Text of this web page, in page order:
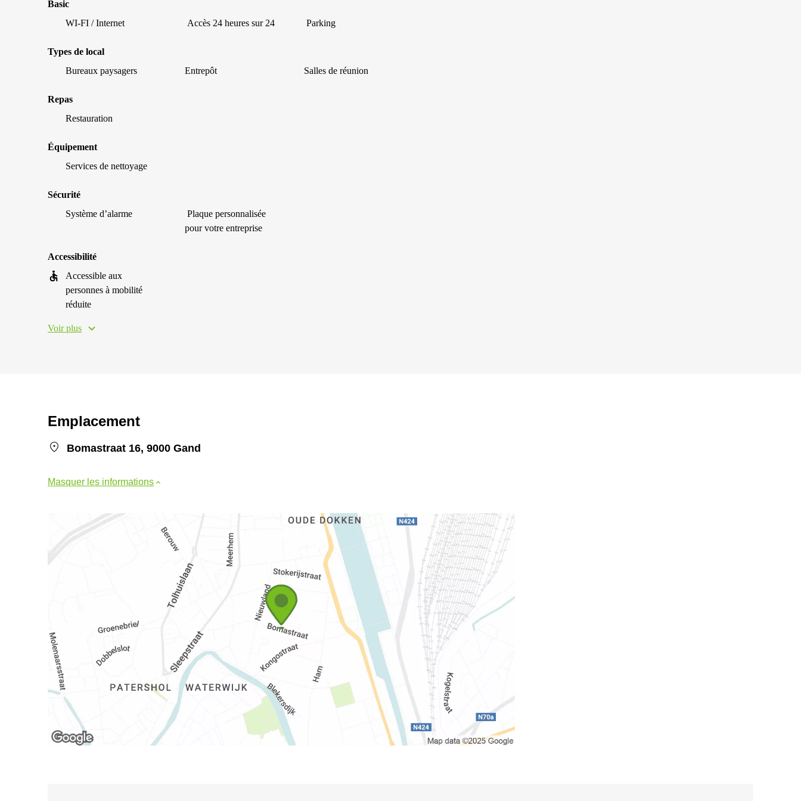
Basic
WI-FI / Internet
Accès 24 heures sur 24 Parking
Types de local
Bureaux paysagers
Entrepôt Salles de réunion
Repas
Restauration
Équipement
Services de nettoyage
Sécurité
Système d’alarme
Plaque personnalisée
pour votre entreprise
Accessibilité
Accessible aux
personnes à mobilité
réduite
Voir plus
Emplacement
Bomastraat 16, 9000 Gand
Masquer les informations